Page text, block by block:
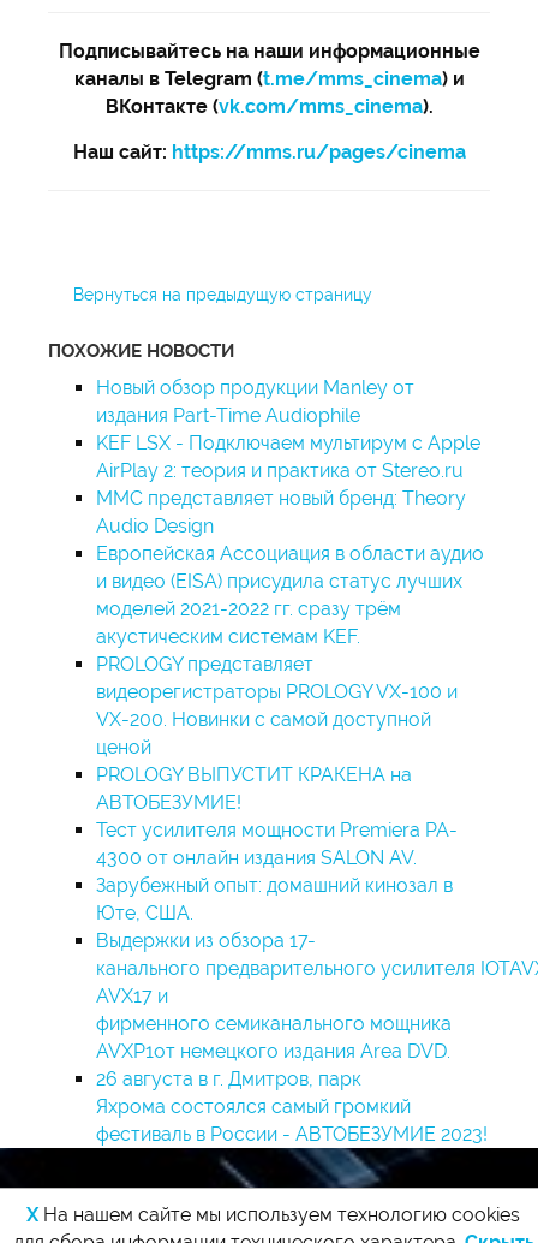
Подписывайтесь на наши информационные
каналы в Telegram (t.me/mms_cinema) и
ВКонтакте (vk.com/mms_cinema).
Наш сайт: https://mms.ru/pages/cinema
Вернуться на предыдущую страницу
ПОХОЖИЕ НОВОСТИ
Новый обзор продукции Manley от
издания Part-Time Audiophile
KEF LSX - Подключаем мультирум с Apple
AirPlay 2: теория и практика от Stereo.ru
ММС представляет новый бренд: Theory
Audio Design
Европейская Ассоциация в области аудио
и видео (EISA) присудила статус лучших
моделей 2021-2022 гг. сразу трём
акустическим системам KEF.
PROLOGY представляет
видеорегистраторы PROLOGY VX-100 и
VX-200. Новинки с самой доступной
ценой
PROLOGY ВЫПУСТИТ КРАКЕНА на
АВТОБЕЗУМИЕ!
Тест усилителя мощности Premiera PA-
4300 от онлайн издания SALON AV.
Зарубежный опыт: домашний кинозал в
Юте, США.
Выдержки из обзора 17-
канального предварительного усилителя
AVX17 и
фирменного семиканального мощника
AVXP1от немецкого издания Area DVD.
26 августа в г. Дмитров, парк
Яхрома состоялся самый громкий
фестиваль в России - АВТОБЕЗУМИЕ 2023!
XНа нашем сайте мы используем технологию cookies